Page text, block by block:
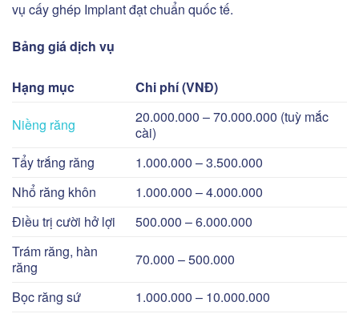
vụ cấy ghép Implant đạt chuẩn quốc tế.
Bảng giá dịch vụ
Hạng mục Chi phí (VNĐ)
Niềng răng
20.000.000 – 70.000.000 (tuỳ mắc
cài)
Tẩy trắng răng
1.000.000 – 3.500.000
Nhổ răng khôn
1.000.000 – 4.000.000
Điều trị cười hở lợi
500.000 – 6.000.000
Trám răng, hàn
răng
70.000 – 500.000
Bọc răng sứ 1.000.000 – 10.000.000